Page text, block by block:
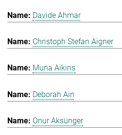
Davide Ahmar
Christoph Stefan Aigner
Muna Aikins
Deborah Ain
Onur Aksünger